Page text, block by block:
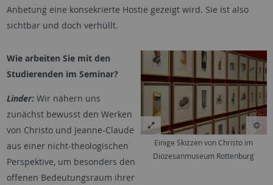
Anbetung eine konsekrierte Hostie gezeigt wird. Sie ist also
sichtbar und doch verhüllt.
Einige Skizzen von Christo im
Diözesanmuseum Rottenburg
Wie arbeiten Sie mit den
Studierenden im Seminar?
Linder:Wir nähern uns
zunächst bewusst den Werken
von Christo und Jeanne-Claude
aus einer nicht-theologischen
Perspektive, um besonders den
offenen Bedeutungsraum ihrer